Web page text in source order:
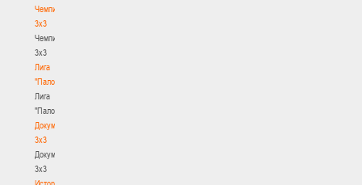
Чемпионат
3х3
Чемпионат
3х3
Лига
"Палова"
Лига
"Палова"
Документы
3х3
Документы
3х3
История